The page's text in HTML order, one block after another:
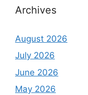
Archives
August 2026
July 2026
June 2026
May 2026